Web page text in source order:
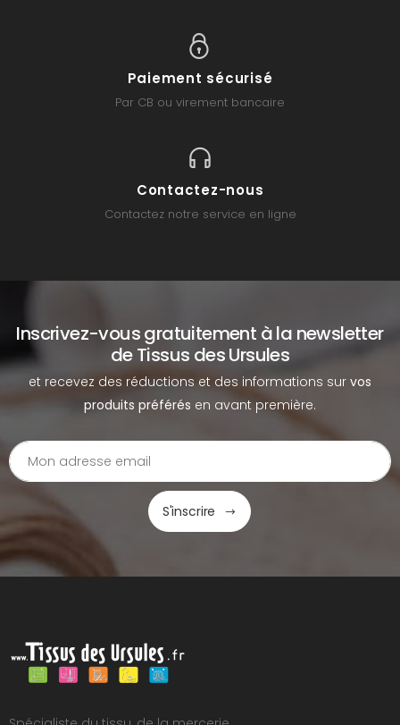
Paiement sécurisé
Par CB ou virement bancaire
Contactez-nous
Contactez notre service en ligne
Inscrivez-vous gratuitement à la newsletter
de Tissus des Ursules
et recevez des réductions et des informations sur vos
produits préférés en avant première.
S'inscrire